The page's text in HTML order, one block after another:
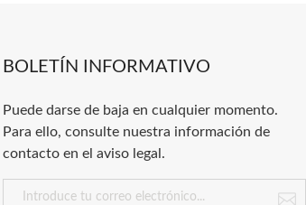
BOLETÍN INFORMATIVO
Puede darse de baja en cualquier momento.
Para ello, consulte nuestra información de
contacto en el aviso legal.